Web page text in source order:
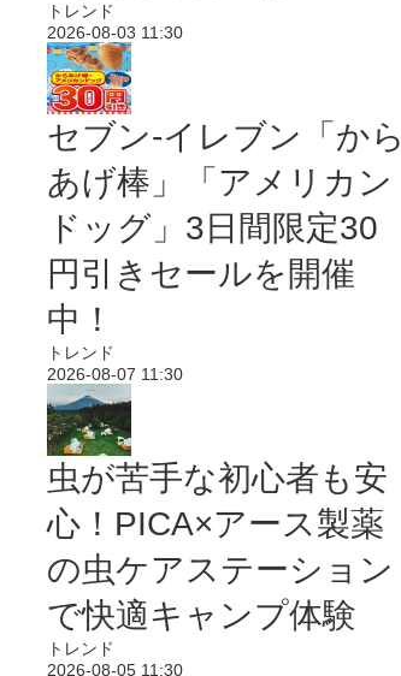
トレンド
2026-08-03 11:30
セブン‐イレブン「から
あげ棒」「アメリカン
ドッグ」3日間限定30
円引きセールを開催
中！
トレンド
2026-08-07 11:30
虫が苦手な初心者も安
心！PICA×アース製薬
の虫ケアステーション
で快適キャンプ体験
トレンド
2026-08-05 11:30